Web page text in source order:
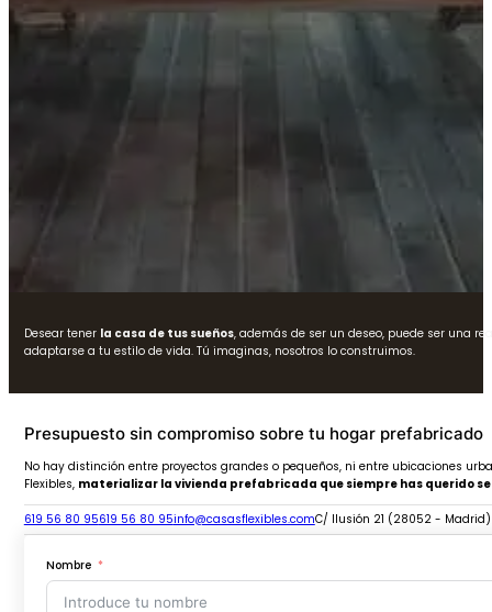
Desear tener la casa de tus sueños, además de ser un deseo, puede ser una
adaptarse a tu estilo de vida. Tú imaginas, nosotros lo construimos.
Presupuesto sin compromiso sobre tu hogar prefabricado
No hay distinción entre proyectos grandes o pequeños, ni entre ubicaciones
Flexibles, materializar la vivienda prefabricada que siempre has querido
619 56 80 95619 56 80 95info@casasflexibles.comC/ Ilusión 21 (28052 - Madrid)
Nombre